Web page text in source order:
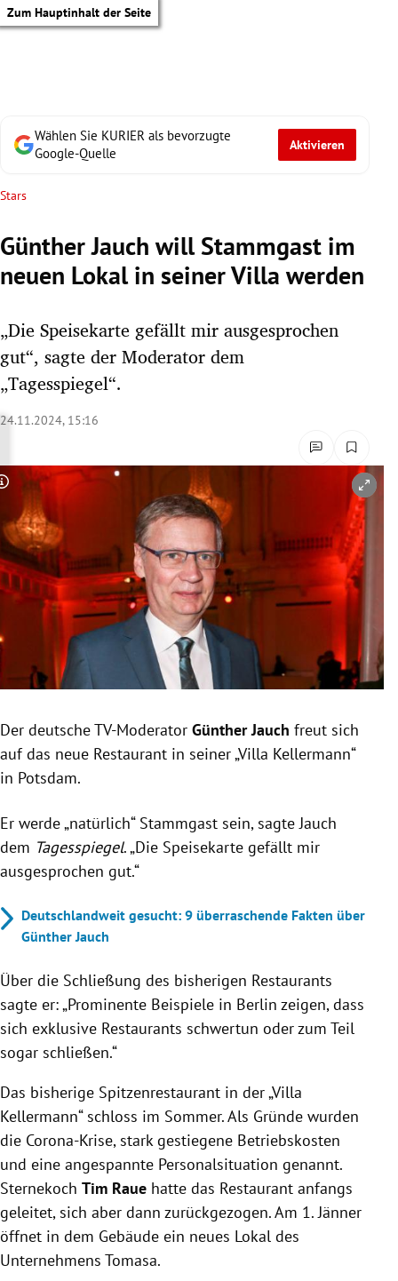
Zum Hauptinhalt der Seite
Untermenü
Untermenü
Untermenü
Untermenü
Untermenü
Untermenü
Untermenü
Untermenü
Wählen Sie KURIER als bevorzugte
Google-Quelle
Aktivieren
Stars
Günther Jauch will Stammgast im
neuen Lokal in seiner Villa werden
„Die Speisekarte gefällt mir ausgesprochen
gut“, sagte der Moderator dem
„Tagesspiegel“.
24.11.2024, 15:16
Copyright-Hinweis öffnen/schließen
Der deutsche TV-Moderator Günther Jauch freut sich
auf das neue Restaurant in seiner „Villa Kellermann“
in Potsdam.
Er werde „natürlich“ Stammgast sein, sagte Jauch
dem Tagesspiegel. „Die Speisekarte gefällt mir
ausgesprochen gut.“
Deutschlandweit gesucht: 9 überraschende Fakten über
Günther Jauch
Über die Schließung des bisherigen Restaurants
sagte er: „Prominente Beispiele in Berlin zeigen, dass
sich exklusive Restaurants schwertun oder zum Teil
sogar schließen.“
Das bisherige Spitzenrestaurant in der „Villa
Kellermann“ schloss im Sommer. Als Gründe wurden
die Corona-Krise, stark gestiegene Betriebskosten
und eine angespannte Personalsituation genannt.
Sternekoch Tim Raue hatte das Restaurant anfangs
geleitet, sich aber dann zurückgezogen. Am 1. Jänner
öffnet in dem Gebäude ein neues Lokal des
Unternehmens Tomasa.